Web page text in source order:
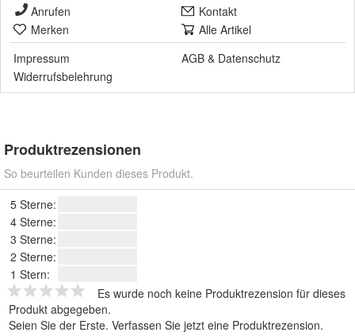
Anrufen
Kontakt
Merken
Alle Artikel
Impressum
AGB & Datenschutz
Widerrufsbelehrung
Produktrezensionen
So beurteilen Kunden dieses Produkt.
5 Sterne:
4 Sterne:
3 Sterne:
2 Sterne:
1 Stern:
Es wurde noch keine Produktrezension für dieses
Produkt abgegeben.
Seien Sie der Erste. Verfassen Sie jetzt eine Produktrezension.